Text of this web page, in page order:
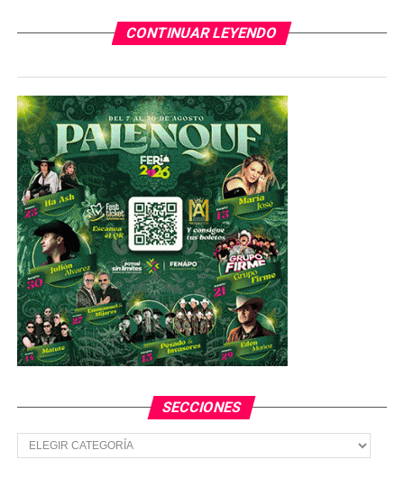
Pese al marcador, el Atlas no bajó los brazos y vendió
dos protagonistas: los postes y su guardameta. Al
minuto 50′, Aldo Rocha hizo temblar la portería celeste
con un disparo de derecha que se estrelló en el metal.
Cerca del final, el portero Kevin Mier se convirtió en
figura al detener sendos remates de Víctor Ríos y Diego
González al 82′, bajando la cortina definitivamente para
los tapatíos.
Gestión inteligente de Anselmi
Con la ventaja en el bolsillo, el estratega celeste movió
sus piezas para cerrar el juego, dando ingreso a hombres
como Luka Romero, Jeremy Márquez y el “Toro”
Fernández. A pesar de la presión final del Atlas, que
Ríos, el orden táctico de la Máquina fue impecable.
TEMAS RELACIONADOS
CONTINUAR LEYENDO
SECCIONES
Secciones